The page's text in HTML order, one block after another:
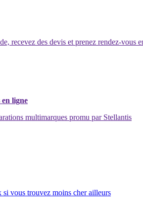
recevez des devis et prenez rendez-vous
ligne
multimarques promu par Stellantis
si vous trouvez moins cher ailleurs